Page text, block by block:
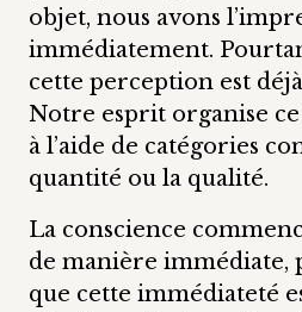
objet, nous avons
immédiatement.
cette perception est
Notre esprit organise
à l’aide de catégories
quantité ou la qualité.
La conscience
de manière immédiate,
que cette immédiateté